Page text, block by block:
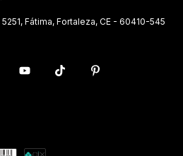
Fátima, Fortaleza, CE - 60410-545